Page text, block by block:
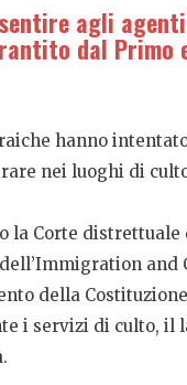
agli
dal Primo
hanno
nei luoghi di
la Corte
della
i servizi di culto,